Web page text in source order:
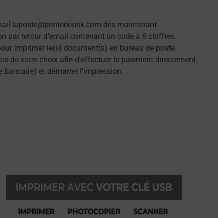
laposte@printerkiosk.com dès maintenant
par retour d'email contenant un code à 6 chiffres.
imprimer le(s) document(s) en bureau de poste.
de votre choix afin d'effectuer le paiement directement
bancaire) et démarrer l'impression.